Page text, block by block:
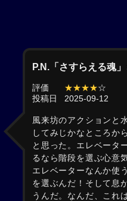
P.N.「さすらえる魂
評価 ★★★★☆
投稿日
2025-09-12
風来坊のアクションと
してみじかなところか
と思った。エレベータ
るなら階段を選ぶ心意
エレベーターなんか使
を選ぶんだ！そして息
うんだ。なんだ、これ